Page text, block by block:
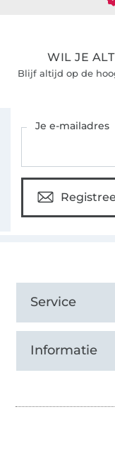
WIL JE
Blijf altijd op de
Je e-mailadres
Service
Informatie